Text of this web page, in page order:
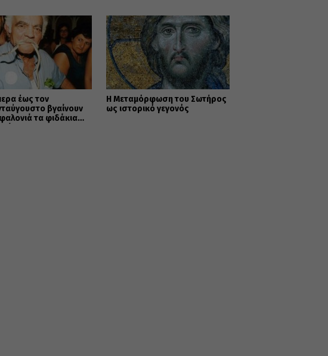
έως τον
βγαίνουν
τα φιδάκια
Η Μεταμόρφωση του Σωτήρος
ως ιστορικό γεγονός